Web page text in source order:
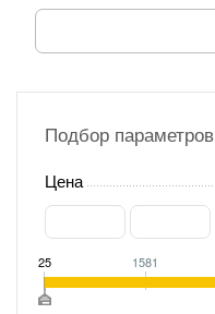
Подбор параметров
Цена
25 1581